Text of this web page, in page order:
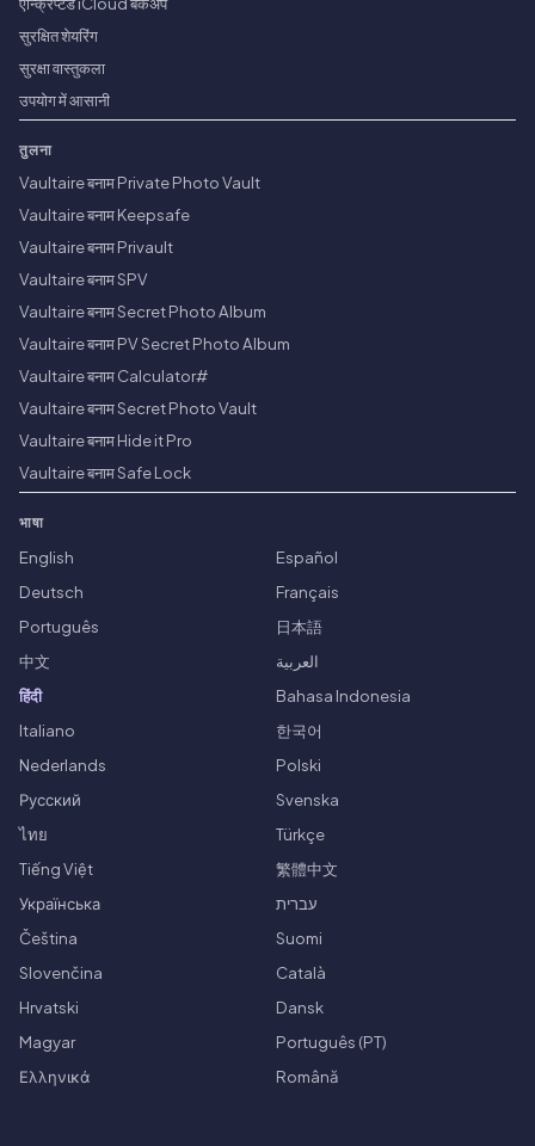
सुरक्षित शेयरिंग
सुरक्षा वास्तुकला
उपयोग में आसानी
तुलना
Vaultaire बनाम Private Photo Vault
Vaultaire बनाम Keepsafe
Vaultaire बनाम Privault
Vaultaire बनाम SPV
Vaultaire बनाम Secret Photo Album
Vaultaire बनाम PV Secret Photo Album
Vaultaire बनाम Calculator#
Vaultaire बनाम Secret Photo Vault
Vaultaire बनाम Hide it Pro
Vaultaire बनाम Safe Lock
भाषा
English
Español
Deutsch
Français
Português
日本語
中文
العربية
हिंदी
Bahasa Indonesia
Italiano
한국어
Nederlands
Polski
Русский
Svenska
ไทย
Türkçe
Tiếng Việt
繁體中文
Українська
עברית
Čeština
Suomi
Slovenčina
Català
Hrvatski
Dansk
Magyar
Português (PT)
Ελληνικά
Română